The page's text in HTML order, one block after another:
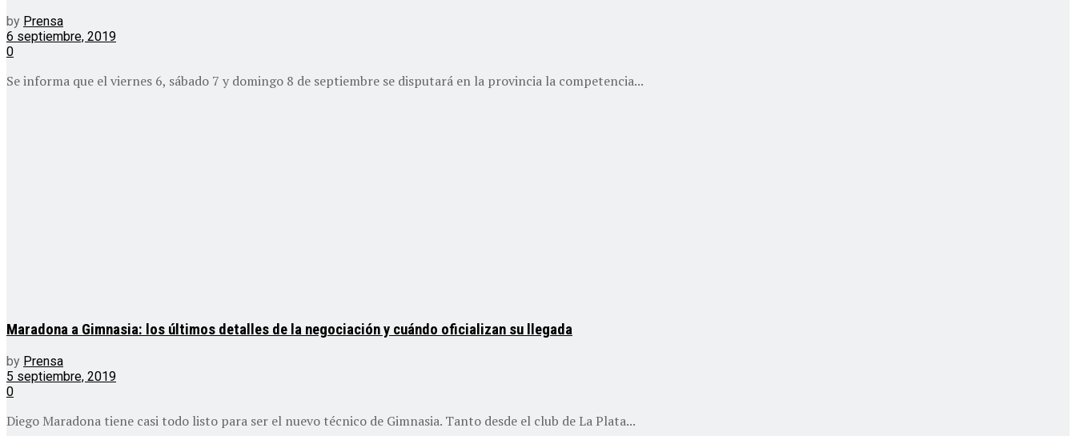
by Prensa
6 septiembre, 2019
0
Se informa que el viernes 6, sábado 7 y domingo 8 de septiembre se disputará en la provincia la competencia...
Maradona a Gimnasia: los últimos detalles de la negociación y cuándo oficializan su llegada
by Prensa
5 septiembre, 2019
0
Diego Maradona tiene casi todo listo para ser el nuevo técnico de Gimnasia. Tanto desde el club de La Plata...